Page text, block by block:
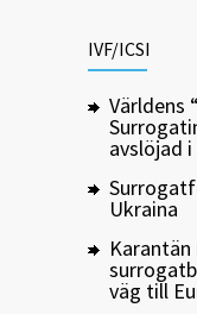
IVF/ICSI
Världens
avslöjad
Ukraina
väg till